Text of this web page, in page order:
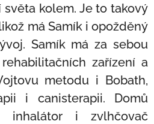
kolem. Je to takový
má Samík i opožděný
Samík má za sebou
zařízení a
metodu i Bobath,
i canisterapii. Domů
inhalátor i zvlhčovač